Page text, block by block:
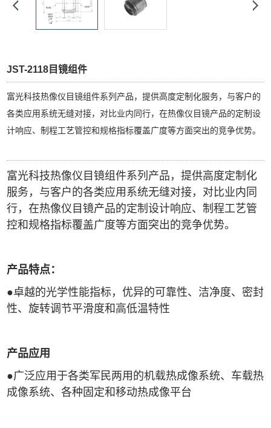
JST-2118目镜组件
富光科技热像仪目镜组件系列产品，提供高度定制化服务，与客户的
各类应用系统无缝对接，对比业内同行，在热像仪目镜产品的定制设
计响应、制程工艺管控和规格指标覆盖广度等方面突出的竞争优势。
富光科技热像仪目镜组件系列产品，提供高度定制化
服务，与客户的各类应用系统无缝对接，对比业内同
行，在热像仪目镜产品的定制设计响应、制程工艺管
控和规格指标覆盖广度等方面突出的竞争优势。
产品特点：
●卓越的光学性能指标，优异的可靠性、洁净度、密封
性、旋转调节平滑度和高低温特性
产品应用
●广泛应用于各类军民两用的机载热成像系统、车载热
成像系统、各种固定和移动热成像平台